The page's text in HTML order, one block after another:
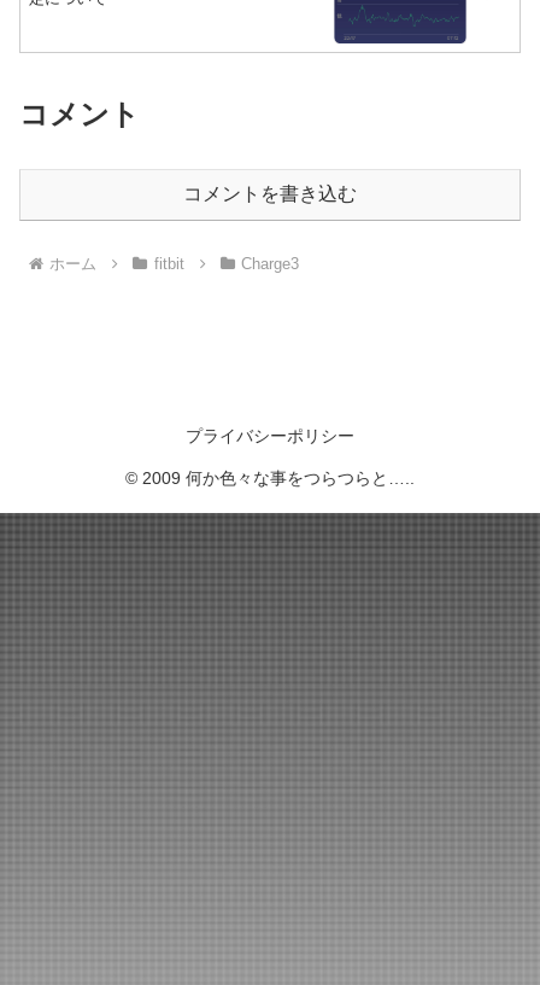
コメント
コメントを書き込む
ホーム fitbit Charge3
プライバシーポリシー
© 2009 何か色々な事をつらつらと…..